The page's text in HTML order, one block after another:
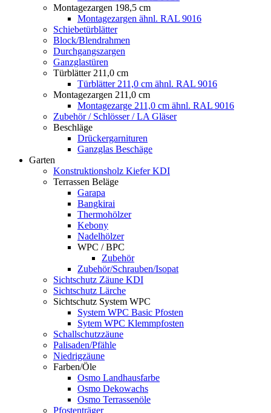
Montagezargen 198,5 cm
Montagezargen ähnl. RAL 9016
Schiebetürblätter
Block/Blendrahmen
Durchgangszargen
Ganzglastüren
Türblätter 211,0 cm
Türblätter 211,0 cm ähnl. RAL 9016
Montagezargen 211,0 cm
Montagezarge 211,0 cm ähnl. RAL 9016
Zubehör / Schlösser / LA Gläser
Beschläge
Drückergarnituren
Ganzglas Beschäge
Garten
Konstruktionsholz Kiefer KDI
Terrassen Beläge
Garapa
Bangkirai
Thermohölzer
Kebony
Nadelhölzer
WPC / BPC
Zubehör
Zubehör/Schrauben/Isopat
Sichtschutz Zäune KDI
Sichtschutz Lärche
Sichtschutz System WPC
System WPC Basic Pfosten
Sytem WPC Klemmpfosten
Schallschutzzäune
Palisaden/Pfähle
Niedrigzäune
Farben/Öle
Osmo Landhausfarbe
Osmo Dekowachs
Osmo Terrassenöle
Pfostenträger